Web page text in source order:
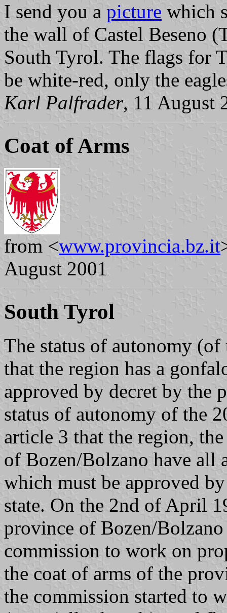
I send you a picture which
the wall of Castel Beseno
South Tyrol. The flags for
be white-red, only the
Karl Palfrader, 11 August
Coat of Arms
from <www.provincia.bz.it
August 2001
South Tyrol
The status of autonomy
that the region has a
approved by decret by the
status of autonomy of the
article 3 that the region,
of Bozen/Bolzano have all
which must be approved
state. On the 2nd of April
province of Bozen/
commission to work on
the coat of arms of the
the commission started to